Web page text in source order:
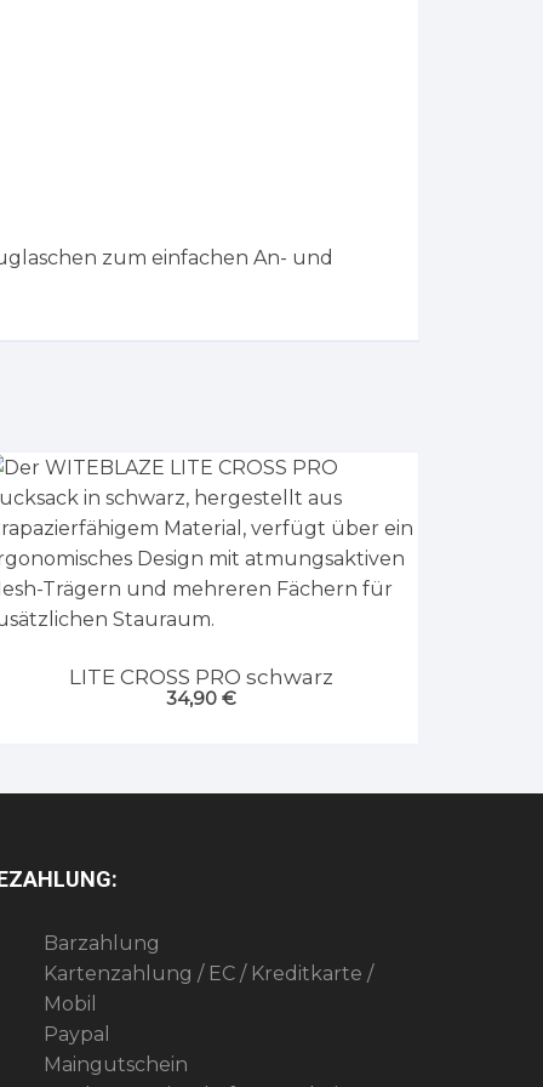
zum einfachen An- und
LITE CROSS PRO schwarz
34,90 €
Barzahlung
Kartenzahlung / EC / Kreditkarte /
Mobil
Paypal
Maingutschein